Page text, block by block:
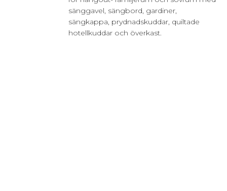
sänggavel, sängbord, gardiner,
sängkappa, prydnadskuddar, quiltade
hotellkuddar och överkast.